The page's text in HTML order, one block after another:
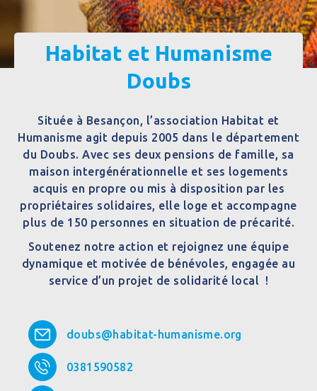
Habitat et Humanisme
Doubs
Située à Besançon, l’association Habitat et
Humanisme agit depuis 2005 dans le département
du Doubs. Avec ses deux pensions de famille, sa
maison intergénérationnelle et ses logements
acquis en propre ou mis à disposition par les
propriétaires solidaires, elle loge et accompagne
plus de 150 personnes en situation de précarité.
Soutenez notre action et rejoignez une équipe
dynamique et motivée de bénévoles, engagée au
service d’un projet de solidarité local !
doubs@habitat-humanisme.org
0381590582